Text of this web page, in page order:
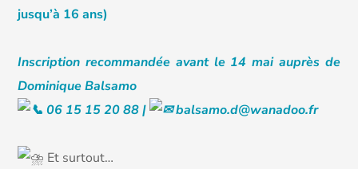
jusqu’à 16 ans)
Inscription recommandée avant le 14 mai auprès de
Dominique Balsamo
06 15 15 20 88 |
balsamo.d@wanadoo.fr
Et surtout…